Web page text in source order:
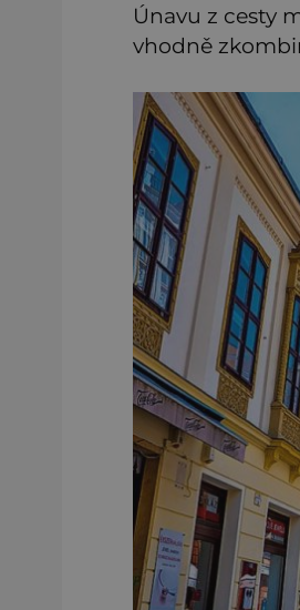
Únavu z cesty
vhodně